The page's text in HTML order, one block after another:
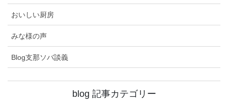
おいしい厨房
みな様の声
Blog支那ソバ談義
blog 記事カテゴリー